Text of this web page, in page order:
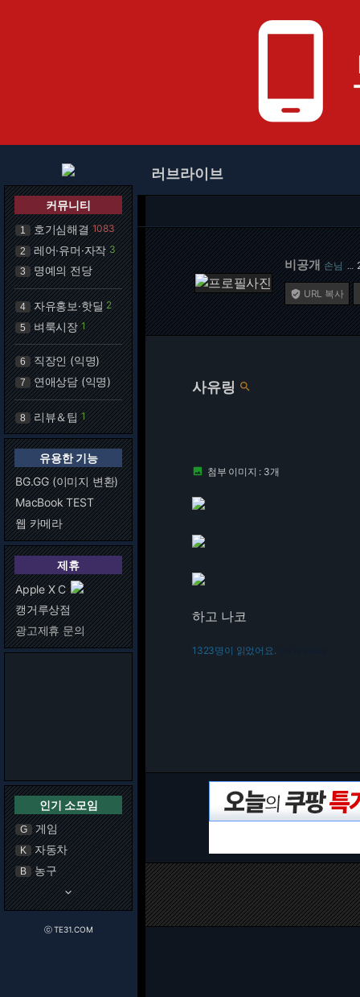
phone_android
커뮤니티
1 호기심해결 1083
2 레어·유머·자작 3
3 명예의 전당
4 자유홍보·핫딜 2
5 벼룩시장 1
6 직장인 (익명)
7 연애상담 (익명)
8 리뷰＆팁 1
유용한 기능
BG.GG (이미지 변환)
MacBook TEST
웹 카메라
제휴
Apple X C
캥거루상점
광고제휴 문의
인기 소모임
G 게임
K 자동차
B 농구
keyboard_arrow_down
ⓒ TE31.COM
러브라이브
비공개 손님 …
 URL 복사
사유링 
 첨부 이미지 : 3개
하고 나코
1323명이 읽었어요.